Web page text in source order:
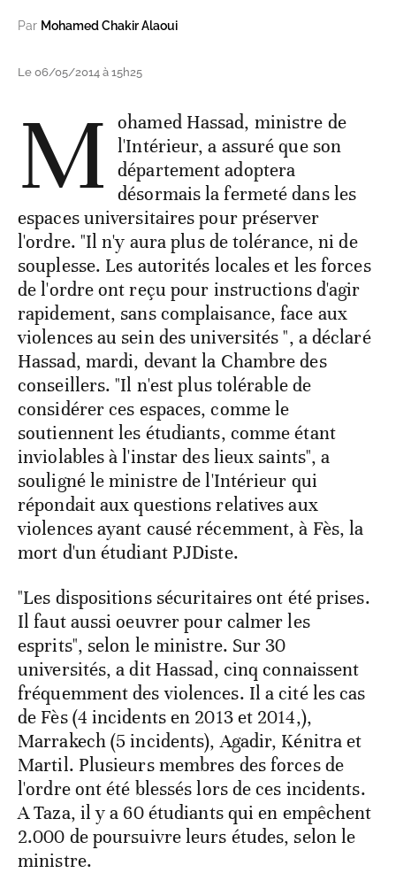
Par Mohamed Chakir Alaoui
Le 06/05/2014 à 15h25
M
ohamed Hassad, ministre de
l'Intérieur, a assuré que son
département adoptera
désormais la fermeté dans les
espaces universitaires pour préserver
l'ordre. "Il n'y aura plus de tolérance, ni de
souplesse. Les autorités locales et les forces
de l'ordre ont reçu pour instructions d'agir
rapidement, sans complaisance, face aux
violences au sein des universités ", a déclaré
Hassad, mardi, devant la Chambre des
conseillers. "Il n'est plus tolérable de
considérer ces espaces, comme le
soutiennent les étudiants, comme étant
inviolables à l'instar des lieux saints", a
souligné le ministre de l'Intérieur qui
répondait aux questions relatives aux
violences ayant causé récemment, à Fès, la
mort d'un étudiant PJDiste.
"Les dispositions sécuritaires ont été prises.
Il faut aussi oeuvrer pour calmer les
esprits", selon le ministre. Sur 30
universités, a dit Hassad, cinq connaissent
fréquemment des violences. Il a cité les cas
de Fès (4 incidents en 2013 et 2014,),
Marrakech (5 incidents), Agadir, Kénitra et
Martil. Plusieurs membres des forces de
l'ordre ont été blessés lors de ces incidents.
A Taza, il y a 60 étudiants qui en empêchent
2.000 de poursuivre leurs études, selon le
ministre.